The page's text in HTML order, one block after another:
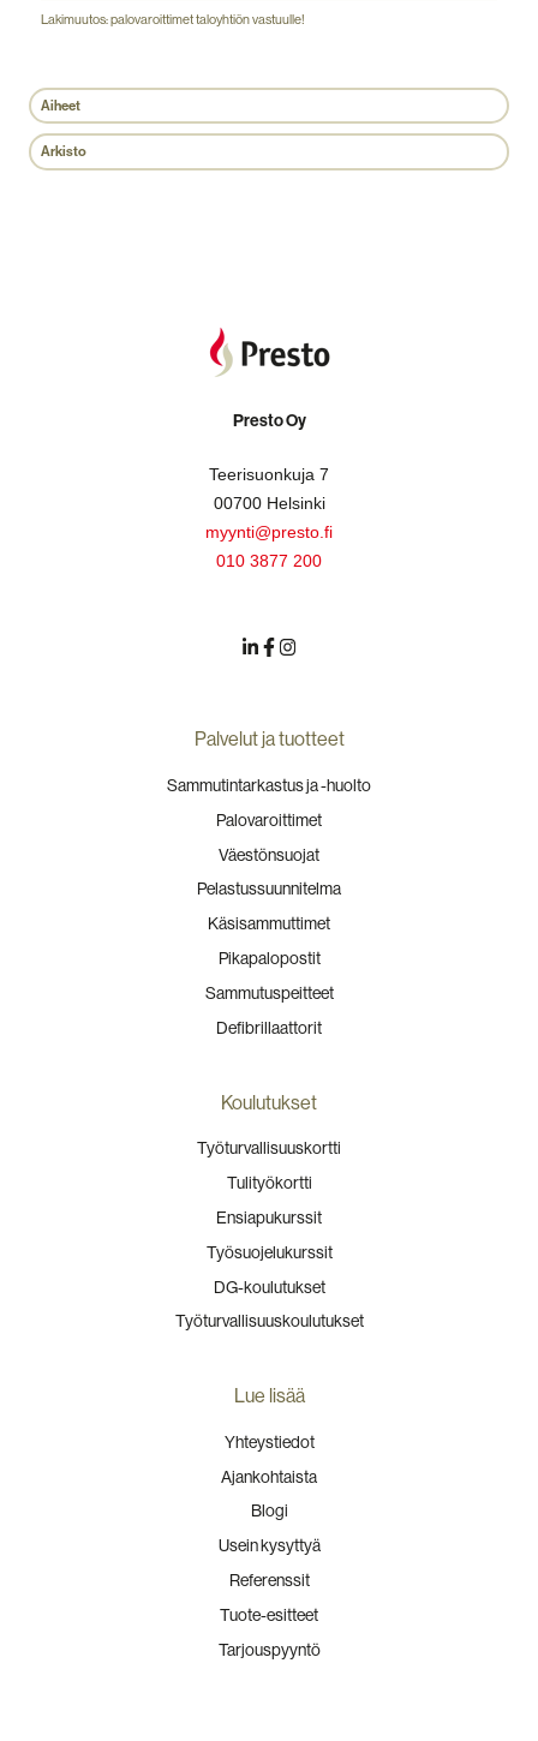
Lakimuutos: palovaroittimet taloyhtiön vastuulle!
Aiheet
Arkisto
Presto Oy
Teerisuonkuja 7
00700 Helsinki
myynti@presto.fi
010 3877 200
Palvelut ja tuotteet
Sammutintarkastus ja -huolto
Palovaroittimet
Väestönsuojat
Pelastussuunnitelma
Käsisammuttimet
Pikapalopostit
Sammutuspeitteet
Defibrillaattorit
Koulutukset
Työturvallisuuskortti
Tulityökortti
Ensiapukurssit
Työsuojelukurssit
DG-koulutukset
Työturvallisuuskoulutukset
Lue lisää
Yhteystiedot
Ajankohtaista
Blogi
Usein kysyttyä
Referenssit
Tuote-esitteet
Tarjouspyyntö